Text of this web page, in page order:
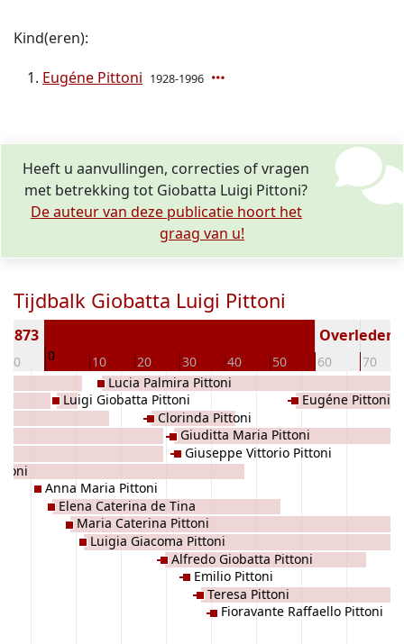
Kind(eren):
Eugéne Pittoni 1928-1996
Heeft u aanvullingen, correcties of vragen
met betrekking tot Giobatta Luigi Pittoni?
De auteur van deze publicatie hoort het
graag van u!
Tijdbalk Giobatta Luigi Pittoni
-10 0 10 20 30 40 50 60 70
1873 Overleden
Anna Maria Pittoni
Elena Caterina de Tina
Luigi Giobatta Pittoni
Maria Caterina Pittoni
Luigia Giacoma Pittoni
Lucia Palmira Pittoni
Clorinda Pittoni
Alfredo Giobatta Pittoni
Giuditta Maria Pittoni
Giuseppe Vittorio Pittoni
Emilio Pittoni
Teresa Pittoni
Fioravante Raffaello Pittoni
Eugéne Pittoni